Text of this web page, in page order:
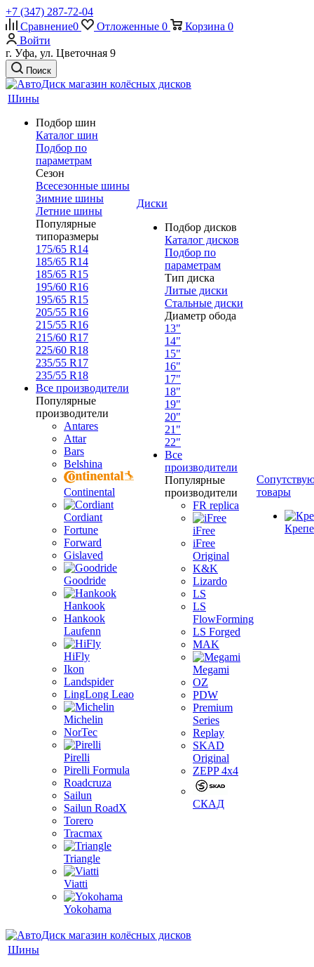
+7 (347) 287-72-04
Сравнение0 Отложенные 0 Корзина 0
Войти
г. Уфа, ул. Цветочная 9
Поиск
Шины
Подбор шин
Каталог шин
Подбор по
параметрам
Сезон
Всесезонные шины
Зимние шины
Летние шины
Популярные
типоразмеры
175/65 R14
185/65 R14
185/65 R15
195/60 R16
195/65 R15
205/55 R16
215/55 R16
215/60 R17
225/60 R18
235/55 R17
235/55 R18
Все производители
Популярные
производители
Antares
Attar
Bars
Belshina
Continental
Cordiant
Fortune
Forward
Gislaved
Goodride
Hankook
Hankook
Laufenn
HiFly
Ikon
Landspider
LingLong Leao
Michelin
NorTec
Pirelli
Pirelli Formula
Roadcruza
Sailun
Sailun RoadX
Torero
Tracmax
Triangle
Viatti
Yokohama
Диски
Подбор дисков
Каталог дисков
Подбор по
параметрам
Тип диска
Литые диски
Стальные диски
Диаметр обода
13"
14"
15"
16"
17"
18"
19"
20"
21"
22"
Все
производители
Популярные
производители
FR replica
iFree
iFree
Original
K&K
Lizardo
LS
LS
FlowForming
LS Forged
MAK
Megami
OZ
PDW
Premium
Series
Replay
SKAD
Original
ZEPP 4x4
СКАД
товары
Шины